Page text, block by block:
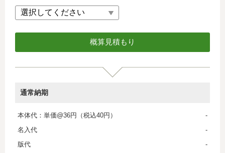
通常納期
本体代：単価@36円（税込40円）
-
名入代
-
版代
-